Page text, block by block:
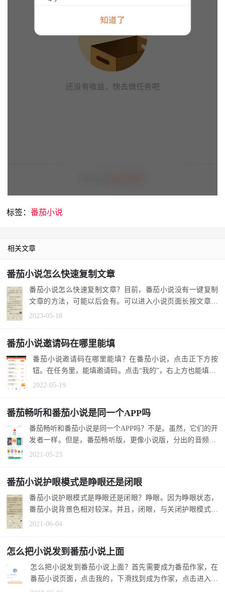
标签：番茄小说
相关文章
番茄小说怎么快速复制文章
番茄小说怎么快速复制文章？目前，番茄小说没有一键复制
文章的方法，可能以后会有。可以进入小说页面长按文章内
容进行复制，...
2023-05-18
番茄小说邀请码在哪里能填
番茄小说邀请码在哪里能填？在番茄小说，点击正下方按
钮。在任务里，能填邀请码。点击“我的”，右上方也能填AS
814750305。 1....
2022-05-19
番茄畅听和番茄小说是同一个APP吗
番茄畅听和番茄小说是同一个APP吗？不是。虽然，它们的开
发者一样。但是，番茄畅听版，更像小说版，分出的音频AP
P。 1.番茄畅...
2021-05-23
番茄小说护眼模式是睁眼还是闭眼
番茄小说护眼模式是睁眼还是闭眼？睁眼。因为睁眼状态，
番茄小说背景色相对较深。并且，闭眼，与关闭护眼模式，
是契合的。 1....
2021-06-04
怎么把小说发到番茄小说上面
怎么把小说发到番茄小说上面？首先需要成为番茄作家，在
番茄小说页面，点击我的，下滑找到成为作家，点击进入填
写笔名和简介...